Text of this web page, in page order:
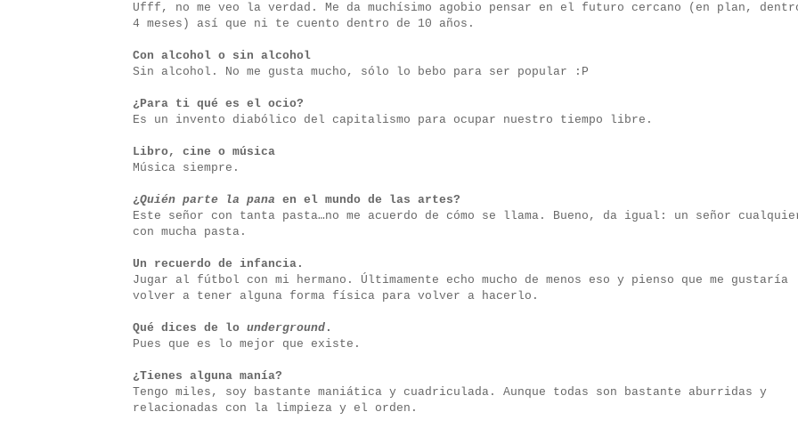
Ufff, no me veo la verdad. Me da muchísimo agobio pensar en el futuro cercano (en plan,
4 meses) así que ni te cuento dentro de 10 años.
Con alcohol o sin alcohol
Sin alcohol. No me gusta mucho, sólo lo bebo para ser popular :P
¿Para ti qué es el ocio?
Es un invento diabólico del capitalismo para ocupar nuestro tiempo libre.
Libro, cine o música
Música siempre.
¿Quién parte la pana en el mundo de las artes?
Este señor con tanta pasta…no me acuerdo de cómo se llama. Bueno, da igual: un señor
con mucha pasta.
Un recuerdo de infancia.
Jugar al fútbol con mi hermano. Últimamente echo mucho de menos eso y pienso que me gustaría
volver a tener alguna forma física para volver a hacerlo.
Qué dices de lo underground .
Pues que es lo mejor que existe.
¿Tienes alguna manía?
Tengo miles, soy bastante maniática y cuadriculada. Aunque todas son bastante aburridas y
relacionadas con la limpieza y el orden.